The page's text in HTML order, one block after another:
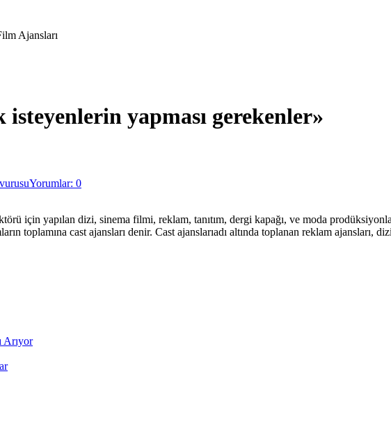
Ajansları
yapması gerekenler»
Yorumlar: 0
için yapılan dizi, sinema filmi, reklam, tanıtım, dergi kapağı, ve moda
toplamına cast ajansları denir. Cast ajanslarıadı altında toplanan reklam ajansları,
Arıyor